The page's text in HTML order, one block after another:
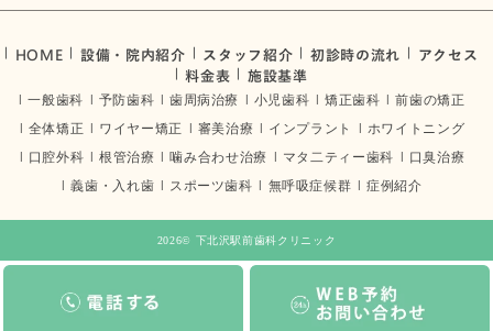
HOME 設備・院内紹介 スタッフ紹介 初診時の流れ
アクセス
料金表
施設基準
一般歯科 予防歯科 歯周病治療 小児歯科 矯正歯科
前歯の矯正
全体矯正
ワイヤー矯正 審美治療 インプラント
ホワイトニング
口腔外科
根管治療 噛み合わせ治療 マタ二ティー歯科
口臭治療
義歯・入れ歯
スポーツ歯科 無呼吸症候群 症例紹介
2026© 下北沢駅前歯科クリニック